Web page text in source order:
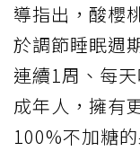
導指出，酸櫻
於調節睡眠週
連續1周、每
成年人，擁有
100%不加糖